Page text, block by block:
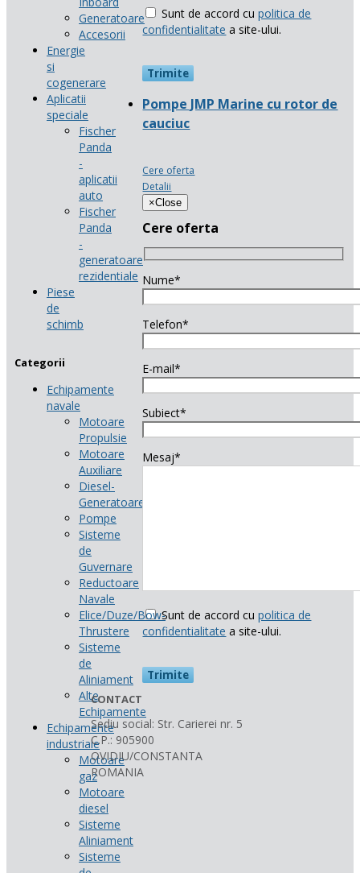
Generatoare
Accesorii
Energie
si
cogenerare
Aplicatii
speciale
Fischer
Panda
-
aplicatii
auto
Fischer
Panda
-
generatoare
rezidentiale
Piese
de
schimb
Sunt de accord cupolitica de
confidentialitate a site-ului.
Pompe JMP Marine cu rotor de
cauciuc
Cere oferta
Detalii
×Close
Cere oferta
Nume*
Telefon*
E-mail*
Subiect*
Mesaj*
Sunt de accord cupolitica de
confidentialitate a site-ului.
Categorii
Echipamente
navale
Motoare
Propulsie
Motoare
Auxiliare
Diesel-
Generatoare
Pompe
Sisteme
de
Guvernare
Reductoare
Navale
Elice/Duze/Bow-
Thrustere
Sisteme
de
Aliniament
Alte
Echipamente
Echipamente
industriale
Motoare
gaz
Motoare
diesel
Sisteme
Aliniament
Sisteme
CONTACT
Sediu social: Str. Carierei nr. 5
C.P.: 905900
OVIDIU/CONSTANTA
ROMANIA